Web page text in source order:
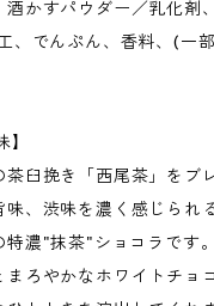
かすパウダー／乳化剤
、でんぷん、香料、(一
臼挽き「西尾茶」をブ
、渋味を濃く感じられ
濃"抹茶"ショコラです。
ろやかなホワイトチョ